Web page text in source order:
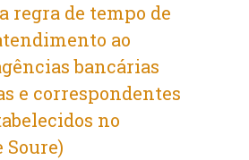
regra de tempo de
ao
bancárias
e correspondentes
no